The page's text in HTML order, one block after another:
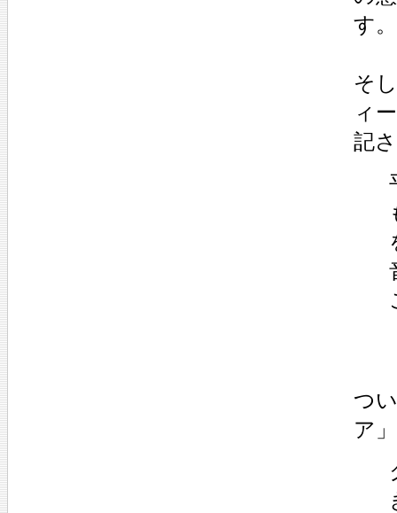
す。
そ
ィ
記
つ
ア